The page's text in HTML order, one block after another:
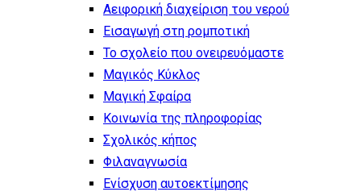
Αειφορική διαχείριση του νερού
Εισαγωγή στη ρομποτική
Το σχολείο που ονειρευόμαστε
Μαγικός Κύκλος
Μαγική Σφαίρα
Kοινωνία της πληροφορίας
Σχολικός κήπος
Φιλαναγνωσία
Eνίσχυση αυτοεκτίμησης